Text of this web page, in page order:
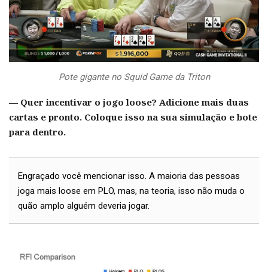
Pote gigante no Squid Game da Triton
— Quer incentivar o jogo loose? Adicione mais duas
cartas e pronto. Coloque isso na sua simulação e bote
para dentro.
Engraçado você mencionar isso. A maioria das pessoas
joga mais loose em PLO, mas, na teoria, isso não muda o
quão amplo alguém deveria jogar.